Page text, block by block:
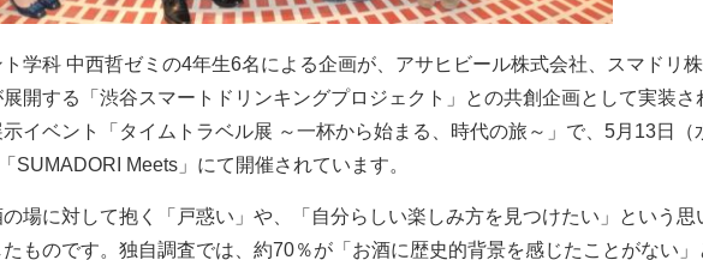
学科 中西哲ゼミの4年生6名による企画が、アサヒビール株式会社、スマドリ
開する「渋谷スマートドリンキングプロジェクト」との共創企画として実装さ
イベント「タイムトラベル展 ～一杯から始まる、時代の旅～」で、5月13日（
SUMADORI Meets」にて開催されています。
場に対して抱く「戸惑い」や、「自分らしい楽しみ方を見つけたい」という思
ものです。独自調査では、約70％が「お酒に歴史的背景を感じたことがない」